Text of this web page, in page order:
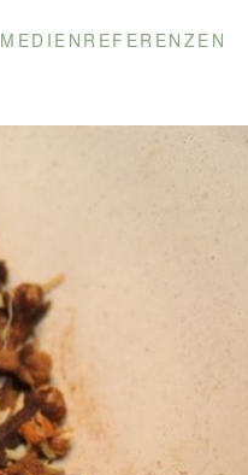
MEDIENREFERENZEN